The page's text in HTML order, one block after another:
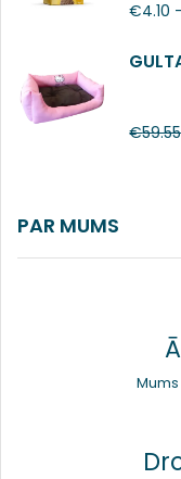
€4.10
€59.55
PAR MUMS